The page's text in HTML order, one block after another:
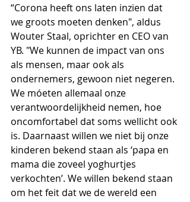
“Corona heeft ons laten inzien dat
we groots moeten denken", aldus
Wouter Staal, oprichter en CEO van
YB. "We kunnen de impact van ons
als mensen, maar ook als
ondernemers, gewoon niet negeren.
We móeten allemaal onze
verantwoordelijkheid nemen, hoe
oncomfortabel dat soms wellicht ook
is. Daarnaast willen we niet bij onze
kinderen bekend staan als ‘papa en
mama die zoveel yoghurtjes
verkochten’. We willen bekend staan
om het feit dat we de wereld een